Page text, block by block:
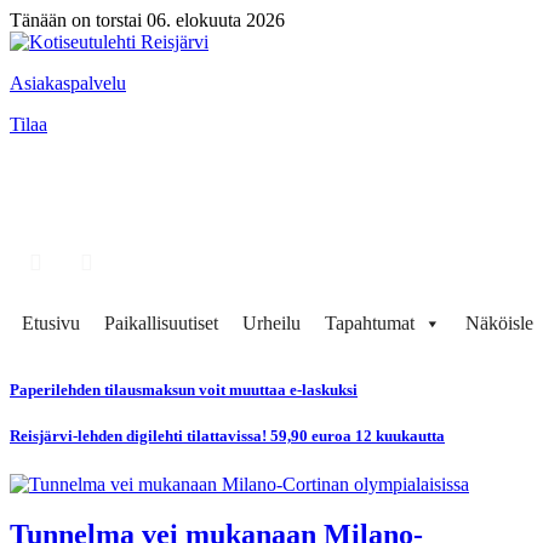
Tänään on torstai 06. elokuuta 2026
Asiakaspalvelu
Tilaa
Etusivu Paikallisuutiset Urheilu Tapahtumat
Paperilehden tilausmaksun voit muuttaa e-laskuksi
Reisjärvi-lehden digilehti tilattavissa! 59,90 euroa 12 kuukautta
Tunnelma vei mukanaan Milano-